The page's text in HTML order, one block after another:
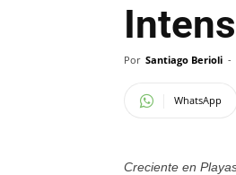
Por Santiago Berioli -
WhatsApp
Creciente en